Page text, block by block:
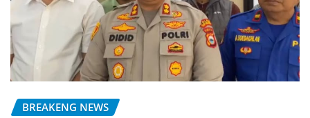
BREAKENG NEWS